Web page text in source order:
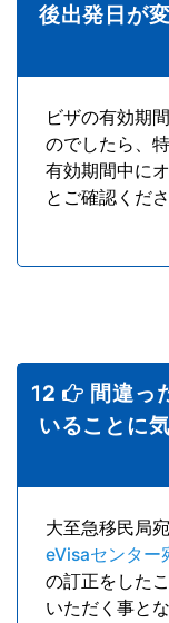
後出発日が
ビザの有効期
のでしたら、
有効期間中に
とご確認くださ
12
間違っ
いることに
大至急移民局
eVisaセンター
の訂正をした
いただく事とな